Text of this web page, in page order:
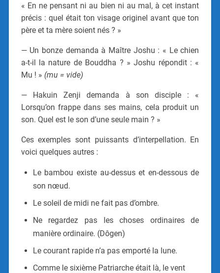
« En ne pensant ni au bien ni au mal, à cet instant
précis : quel était ton visage originel avant que ton
père et ta mère soient nés ? »
— Un bonze demanda à Maître Joshu : « Le chien
a-t-il la nature de Bouddha ? » Joshu répondit : «
Mu ! » (mu = vide)
— Hakuin Zenji demanda à son disciple : «
Lorsqu’on frappe dans ses mains, cela produit un
son. Quel est le son d’une seule main ? »
Ces exemples sont puissants d’interpellation. En
voici quelques autres :
Le bambou existe au-dessus et en-dessous de
son nœud.
Le soleil de midi ne fait pas d’ombre.
Ne regardez pas les choses ordinaires de
manière ordinaire. (Dôgen)
Le courant rapide n’a pas emporté la lune.
Comme le sixième Patriarche était là, le vent